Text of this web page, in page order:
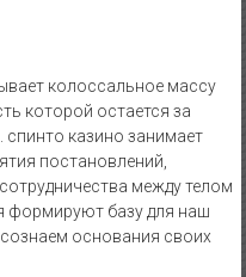
колоссальное массу
которой остается за
казино занимает
постановлений,
между телом
формируют базу для наш
основания своих